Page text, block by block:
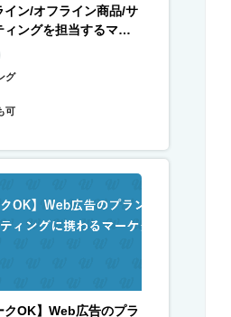
イン/オフライン商品/サ
ィングを担当するマー
グ
可
クOK】Web広告のプラ